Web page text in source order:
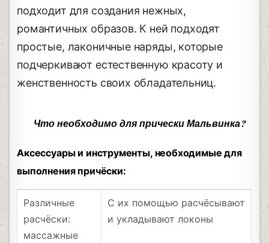
подходит для создания нежных,
романтичных образов. К ней подходят
простые, лаконичные наряды, которые
подчеркивают естественную красоту и
женственность своих обладательниц.
Что необходимо для прически Мальвинка?
Аксессуары и инструменты, необходимые для
выполнения причёски:
Различные
расчёски:
массажные
С их помощью расчёсывают
и укладывают локоны